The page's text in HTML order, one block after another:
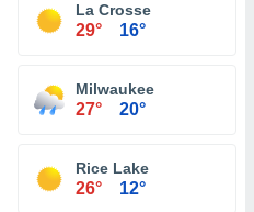
La Crosse
29° 16°
Milwaukee
27° 20°
Rice Lake
26° 12°